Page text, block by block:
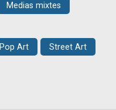
Medias mixtes
Pop Art Street Art